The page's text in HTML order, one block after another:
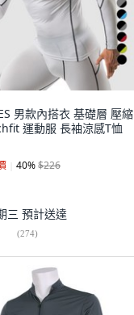
男款內搭衣 基礎層 壓縮
運動服 長袖涼感T恤
40%$226
三 預計送達
(274)